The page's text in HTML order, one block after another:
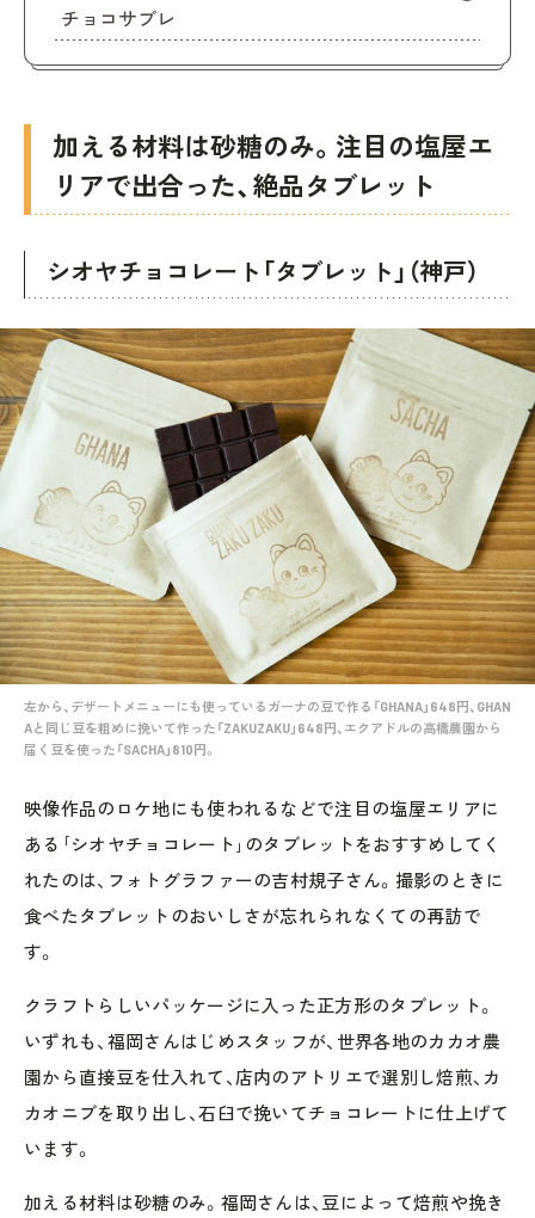
チョコサブレ
加える材料は砂糖のみ。注目の塩屋エ
リアで出合った、絶品タブレット
シオヤチョコレート「タブレット」（神戸）
左から、デザートメニューにも使っているガーナの豆で作る「GHANA」648円、GHAN
Aと同じ豆を粗めに挽いて作った「ZAKUZAKU」648円、エクアドルの高橋農園から
届く豆を使った「SACHA」810円。
映像作品のロケ地にも使われるなどで注目の塩屋エリアに
ある｢シオヤチョコレート｣のタブレットをおすすめしてく
れたのは、フォトグラファーの吉村規子さん。撮影のときに
食べたタブレットのおいしさが忘れられなくての再訪で
す。
クラフトらしいパッケージに入った正方形のタブレット。
いずれも、福岡さんはじめスタッフが、世界各地のカカオ農
園から直接豆を仕入れて、店内のアトリエで選別し焙煎、カ
カオニブを取り出し、石臼で挽いてチョコレートに仕上げて
います。
加える材料は砂糖のみ。福岡さんは、豆によって焙煎や挽き